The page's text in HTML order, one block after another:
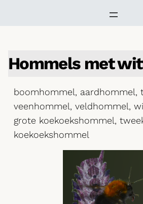
Hommels met
boomhommel, aardhommel,
veenhommel, veldhommel,
grote koekoekshommel,
koekoekshommel